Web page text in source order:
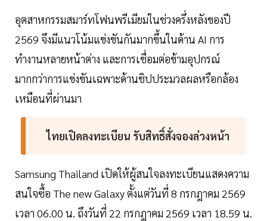
อุตสาหกรรมสมาร์ทโฟนพรีเมียมในช่วงครึ่งหลังของปี
2569 จึงมีแนวโน้มแข่งขันกันมากขึ้นในด้าน AI การ
ทำงานหลายหน้าต่าง และการเชื่อมต่อข้ามอุปกรณ์
มากกว่าการแข่งขันเฉพาะด้านชิปประมวลผลหรือกล้อง
เหมือนที่ผ่านมา
ไทยเปิดลงทะเบียน รับสิทธิ์สั่งจองล่วงหน้า
Samsung Thailand เปิดให้ผู้สนใจลงทะเบียนแสดงความ
สนใจซื้อ The new Galaxy ตั้งแต่วันที่ 8 กรกฎาคม 2569
เวลา 06.00 น. ถึงวันที่ 22 กรกฎาคม 2569 เวลา 18.59 น.